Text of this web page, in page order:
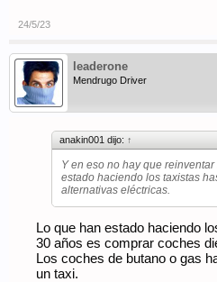
24/5/23
leaderone
Mendrugo Driver
anakin001 dijo: ↑
Y en eso no hay que
estado haciendo los taxistas
alternativas eléctricas.
Lo que han estado haciendo
30 años es comprar coches
Los coches de butano o gas
un taxi.